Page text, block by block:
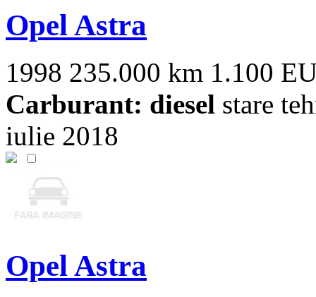
Opel Astra
1998 235.000 km 1.100
Carburant: diesel stare
iulie 2018
Opel Astra